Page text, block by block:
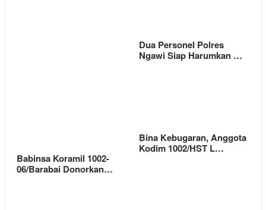
Dua Personel Polres
Ngawi Siap Harumkan …
Babinsa Koramil 1002-
06/Barabai Donorkan…
Bina Kebugaran, Anggota
Kodim 1002/HST L…